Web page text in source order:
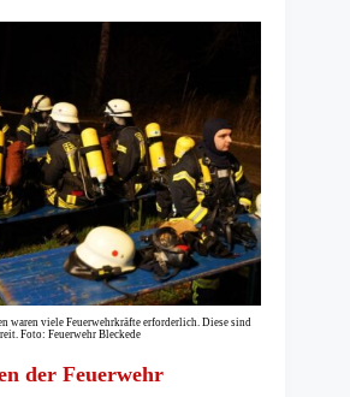
waren viele Feuerwehrkräfte erforderlich. Diese sind
Foto: Feuerwehr Bleckede
der Feuerwehr